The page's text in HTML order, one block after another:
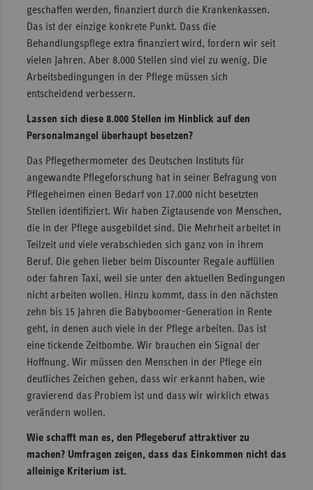
geschaffen werden, finanziert durch die Krankenkassen.
Das ist der einzige konkrete Punkt. Dass die
Behandlungspflege extra finanziert wird, fordern wir seit
vielen Jahren. Aber 8.000 Stellen sind viel zu wenig. Die
Arbeitsbedingungen in der Pflege müssen sich
entscheidend verbessern.
Lassen sich diese 8.000 Stellen im Hinblick auf den
Personalmangel überhaupt besetzen?
Das Pflegethermometer des Deutschen Instituts für
angewandte Pflegeforschung hat in seiner Befragung von
Pflegeheimen einen Bedarf von 17.000 nicht besetzten
Stellen identifiziert. Wir haben Zigtausende von Menschen,
die in der Pflege ausgebildet sind. Die Mehrheit arbeitet in
Teilzeit und viele verabschieden sich ganz von in ihrem
Beruf. Die gehen lieber beim Discounter Regale auffüllen
oder fahren Taxi, weil sie unter den aktuellen Bedingungen
nicht arbeiten wollen. Hinzu kommt, dass in den nächsten
zehn bis 15 Jahren die Babyboomer-Generation in Rente
geht, in denen auch viele in der Pflege arbeiten. Das ist
eine tickende Zeitbombe. Wir brauchen ein Signal der
Hoffnung. Wir müssen den Menschen in der Pflege ein
deutliches Zeichen geben, dass wir erkannt haben, wie
gravierend das Problem ist und dass wir wirklich etwas
verändern wollen.
Wie schafft man es, den Pflegeberuf attraktiver zu
machen? Umfragen zeigen, dass das Einkommen nicht das
alleinige Kriterium ist.